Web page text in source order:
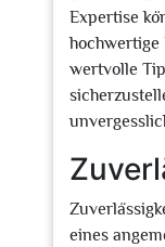
Expertise
hochwertige
wertvolle
eines